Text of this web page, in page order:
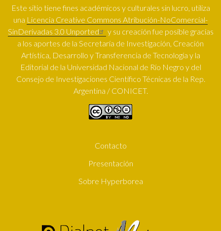
Este sitio tiene fines académicos y culturales sin lucro, utiliza
una Licencia Creative Commons Atribución-NoComercial-
SinDerivadas 3.0 Unported
y su creación fue posible gracias
a los aportes de la Secretaría de Investigación, Creación
Artística, Desarrollo y Transferencia de Tecnología y la
Editorial de la Universidad Nacional de Río Negro y del
Consejo de Investigaciones Científico Técnicas de la Rep.
Argentina / CONICET.
Contacto
Presentación
Sobre Hyperborea